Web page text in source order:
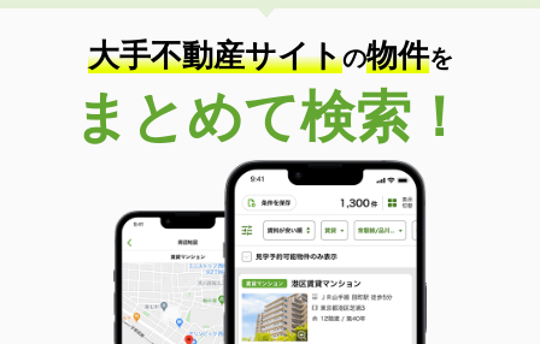
大手不動産サイトの物件を
まとめて検索！